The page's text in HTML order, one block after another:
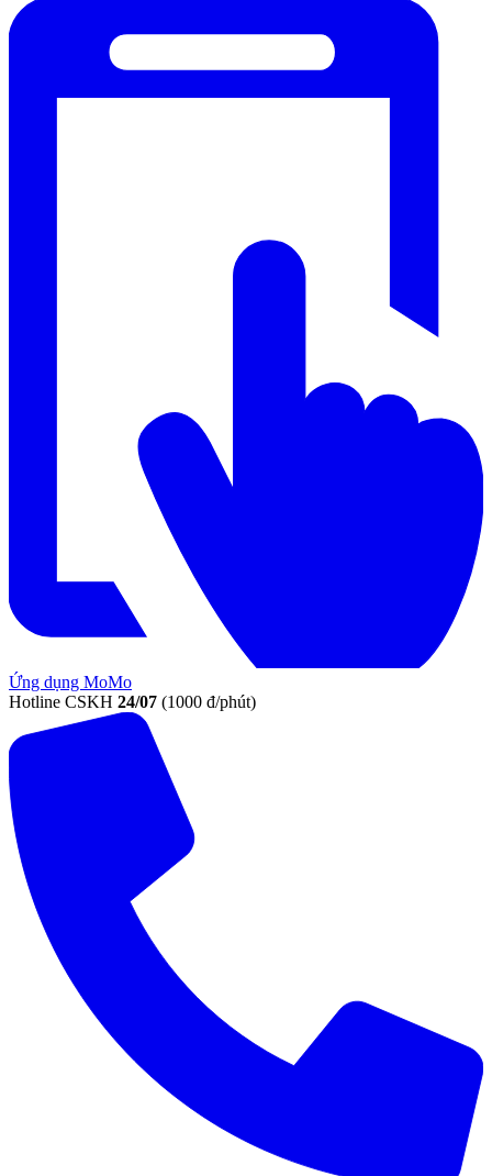
Ứng dụng MoMo
Hotline CSKH 24/07 (1000 đ/phút)